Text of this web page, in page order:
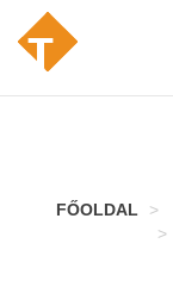
FŐOLDAL